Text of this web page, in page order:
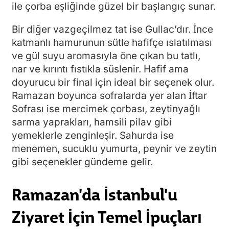
ile çorba eşliğinde güzel bir başlangıç sunar.
Bir diğer vazgeçilmez tat ise Gullac’dır. İnce
katmanlı hamurunun sütle hafifçe ıslatılması
ve gül suyu aromasıyla öne çıkan bu tatlı,
nar ve kırıntı fıstıkla süslenir. Hafif ama
doyurucu bir final için ideal bir seçenek olur.
Ramazan boyunca sofralarda yer alan İftar
Sofrası ise mercimek çorbası, zeytinyağlı
sarma yaprakları, hamsili pilav gibi
yemeklerle zenginleşir. Sahurda ise
menemen, sucuklu yumurta, peynir ve zeytin
gibi seçenekler gündeme gelir.
Ramazan'da İstanbul'u
Ziyaret İçin Temel İpuçları